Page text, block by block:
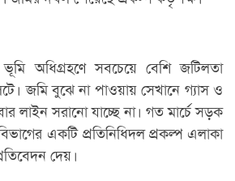
অধিগ্রহণে সবচেয়ে বেশি জটিলতা
জমি বুঝে না পাওয়ায় সেখানে গ্যাস ও
লাইন সরানো যাচ্ছে না। গত মার্চে সড়ক
একটি প্রতিনিধিদল প্রকল্প এলাকা
দেয়।